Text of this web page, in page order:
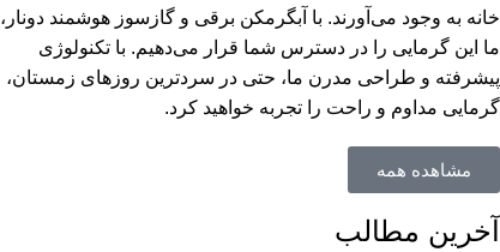
خانه به وجود می‌آورند. با آبگرمکن برقی و گازسوز هوشمند دونار،
ما این گرمایی را در دسترس شما قرار می‌دهیم. با تکنولوژی
پیشرفته و طراحی مدرن ما، حتی در سردترین روزهای زمستان،
گرمایی مداوم و راحت را تجربه خواهید کرد.
مشاهده همه
آخرین مطالب